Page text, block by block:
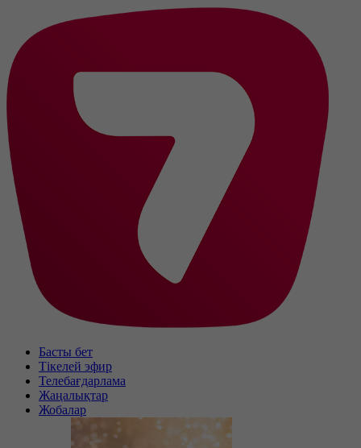
Басты бет
Тікелей эфир
Телебағдарлама
Жаңалықтар
Жобалар